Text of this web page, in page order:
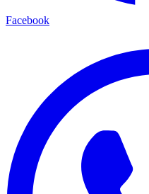
Facebook